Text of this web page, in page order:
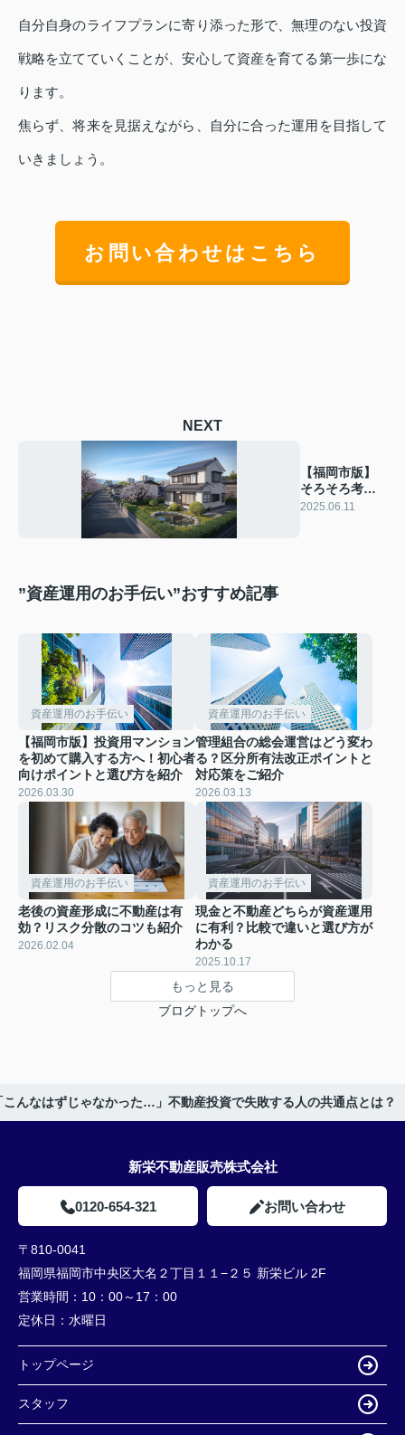
自分自身のライフプランに寄り添った形で、無理のない投資
戦略を立てていくことが、安心して資産を育てる第一歩にな
ります。
焦らず、将来を見据えながら、自分に合った運用を目指して
いきましょう。
お問い合わせはこちら
NEXT
【福岡市版】
そろそろ考え
たい、実家の
2025.06.11
”資産運用のお手伝い”おすすめ記事
資産運用のお手伝い
【福岡市版】投資用マンション
を初めて購入する方へ！初心者
向けポイントと選び方を紹介
2026.03.30
資産運用のお手伝い
管理組合の総会運営はどう変わ
る？区分所有法改正ポイントと
対応策をご紹介
2026.03.13
資産運用のお手伝い
老後の資産形成に不動産は有
効？リスク分散のコツも紹介
2026.02.04
資産運用のお手伝い
現金と不動産どちらが資産運用
に有利？比較で違いと選び方が
わかる
2025.10.17
もっと見る
ブログトップへ
こんなはずじゃなかった…」不動産投資で失敗する人の共通点とは？
新栄不動産販売株式会社
0120-654-321 お問い合わせ
〒810-0041
福岡県福岡市中央区大名２丁目１１−２５ 新栄ビル 2F
営業時間： 10：00～17：00
定休日： 水曜日
トップページ
スタッフ